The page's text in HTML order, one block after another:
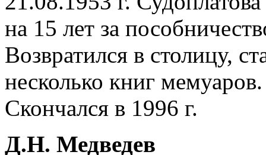
на 15 лет за
Возвратился в столицу,
несколько книг
Скончался в 1996 г.
Д.Н. Медведев